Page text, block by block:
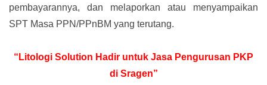
pembayarannya, dan melaporkan atau menyampaikan
SPT Masa PPN/PPnBM yang terutang.
“Litologi Solution Hadir untuk Jasa Pengurusan PKP
di Sragen”